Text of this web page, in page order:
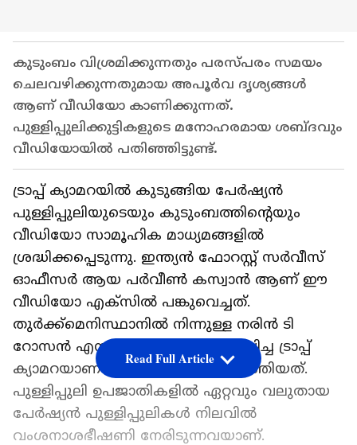
കുടുംബം വിശ്രമിക്കുന്നതും പരസ്പരം സമയം
ചെലവഴിക്കുന്നതുമായ അപൂർവ ദൃശ്യങ്ങൾ
ആണ് വീഡിയോ കാണിക്കുന്നത്.
പുള്ളിപ്പുലിക്കുട്ടികളുടെ മനോഹരമായ ശബ്ദവും
വീഡിയോയിൽ പതിഞ്ഞിട്ടുണ്ട്.
ട്രാപ്പ് ക്യാമറയിൽ കുടുങ്ങിയ പേർഷ്യൻ
പുള്ളിപ്പുലിയുടെയും കുടുംബത്തിന്റെയും
വീഡിയോ സാമൂഹിക മാധ്യമങ്ങളിൽ
ശ്രദ്ധിക്കപ്പെടുന്നു. ഇന്ത്യൻ ഫോറസ്റ്റ് സർവീസ്
ഓഫീസർ ആയ പർവീൺ കസ്വാൻ ആണ് ഈ
വീഡിയോ എക്സിൽ പങ്കുവെച്ചത്.
തുർക്ക്‌മെനിസ്ഥാനിൽ നിന്നുള്ള നരിൻ ടി
റോസൻ എന്ന സംരക്ഷകൻ സ്ഥാപിച്ച ട്രാപ്പ്
ക്യാമറയാണ് ഈ ദൃശ്യങ്ങൾ പകർത്തിയത്.
പുള്ളിപ്പുലി ഉപജാതികളിൽ ഏറ്റവും വലുതായ
പേർഷ്യൻ പുള്ളിപ്പുലികൾ നിലവിൽ
വംശനാശഭീഷണി നേരിടുന്നവയാണ്.
Read Full Article